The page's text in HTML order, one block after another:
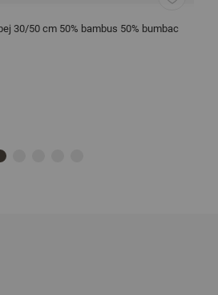
30/50 cm 50% bambus 50% bumbac